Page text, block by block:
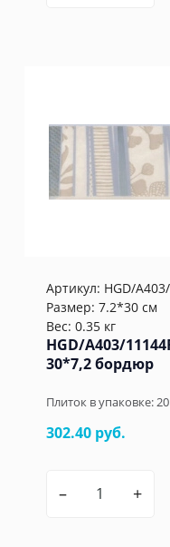
Артикул: HGD/
Размер: 7.2*30 см
Вес: 0.35 кг
HGD/A403/
30*7,2 бордюр
Плиток в упаковке:20
302.40 руб.
– +